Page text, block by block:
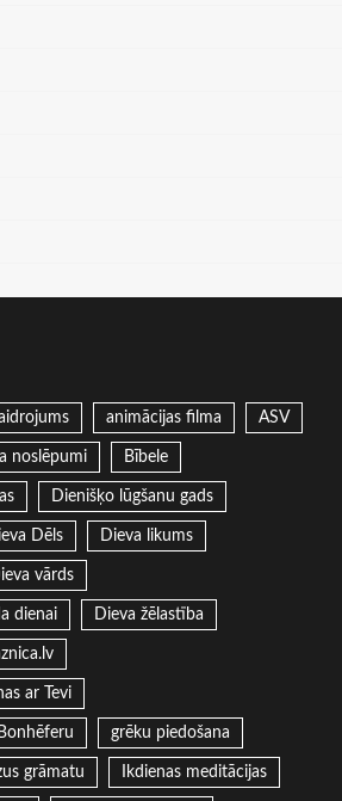
animācijas filma ASV
noslēpumi Bībele
Dienišķo lūgšanu gads
Dēls Dieva likums
vārds
dienai Dieva žēlastība
ar Tevi
grēku piedošana
grāmatu Ikdienas meditācijas